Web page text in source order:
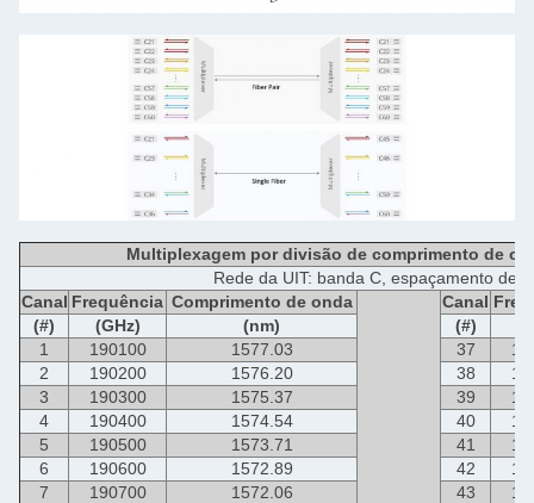
Multiplexagem por divisão de comprimento de
Rede da UIT: banda C, espaçamento de
Canal Frequência Comprimento de onda Canal
(#)
(GHz) (nm) (#)
1
190100 1577.03 37
2
190200 1576.20 38
3
190300 1575.37 39
4
190400 1574.54 40
5
190500 1573.71 41
6
190600 1572.89 42
7
190700 1572.06 43